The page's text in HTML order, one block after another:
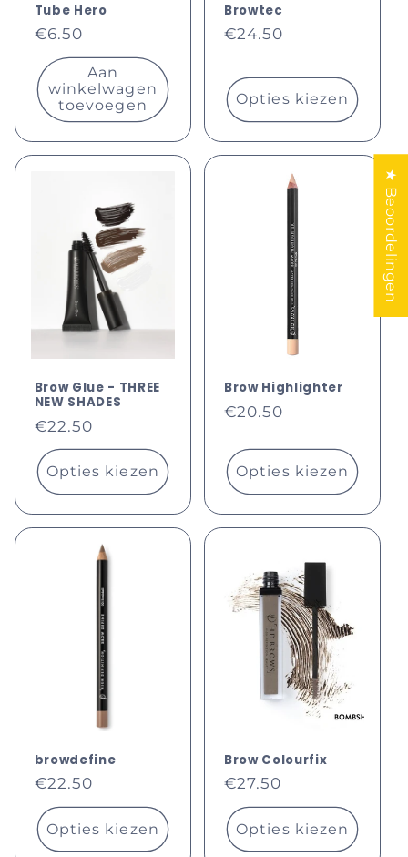
Tube Hero
Normale
prijs
€6.50
Aan
winkelwagen
toevoegen
Browtec
Normale
€24.50
Opties kiezen
Brow Glue - THREE
NEW SHADES
Normale
prijs
€22.50
Opties kiezen
Brow Highlighter
Normale
€20.50
Opties kiezen
browdefine
Normale
prijs
€22.50
Opties kiezen
Brow Colourfix
Normale
prijs
€27.50
Opties kiezen
★ Beoordelingen